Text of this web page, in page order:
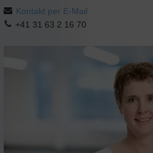
Kontakt per E-Mail
+41 31 63 2 16 70